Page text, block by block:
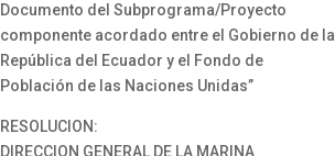
Documento del Subprograma/Proyecto
componente acordado entre el Gobierno de la
República del Ecuador y el Fondo de
Población de las Naciones Unidas”
RESOLUCION:
DIRECCION GENERAL DE LA MARINA